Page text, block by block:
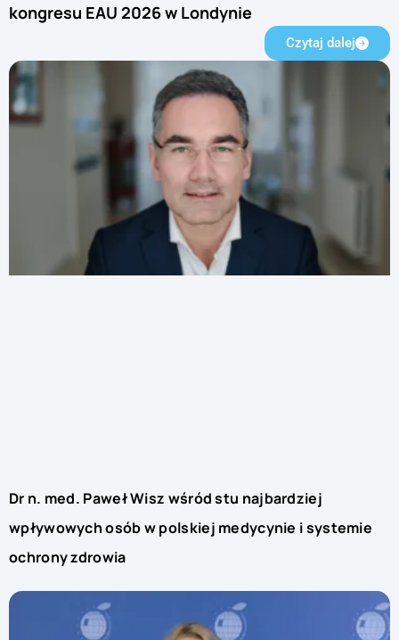
kongresu EAU 2026 w Londynie
Czytaj dalej
Dr n. med. Paweł Wisz wśród stu najbardziej
wpływowych osób w polskiej medycynie i systemie
ochrony zdrowia